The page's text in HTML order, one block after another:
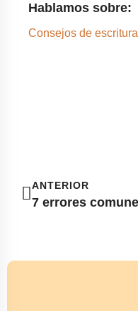
Hablamos sobre:
Consejos de escritura
ANTERIOR